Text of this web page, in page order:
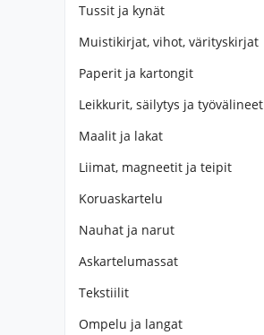
Tussit ja kynät
Muistikirjat, vihot, värityskirjat
Paperit ja kartongit
Leikkurit, säilytys ja työvälineet
Maalit ja lakat
Liimat, magneetit ja teipit
Koruaskartelu
Nauhat ja narut
Askartelumassat
Tekstiilit
Ompelu ja langat